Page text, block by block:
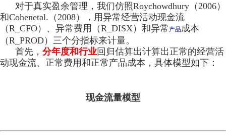
对于真实盈余管理，我们仿照Roychowdhury（2006）
和Cohenetal.（2008），用异常经营活动现金流
（R_CFO）、异常费用（R_DISX）和异常 产品成本
（R_PROD）三个分指标来计量。
首先， 分年度和行业回归估算出计算出正常的经营活
动现金流、正常费用和正常产品成本，具体模型如下：
现金流量模型